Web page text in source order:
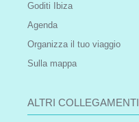
Goditi Ibiza
Agenda
Organizza il tuo viaggio
Sulla mappa
ALTRI COLLEGAMENTI